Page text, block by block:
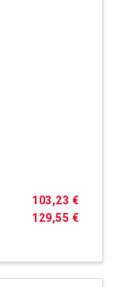
129,55 €
103,23 €